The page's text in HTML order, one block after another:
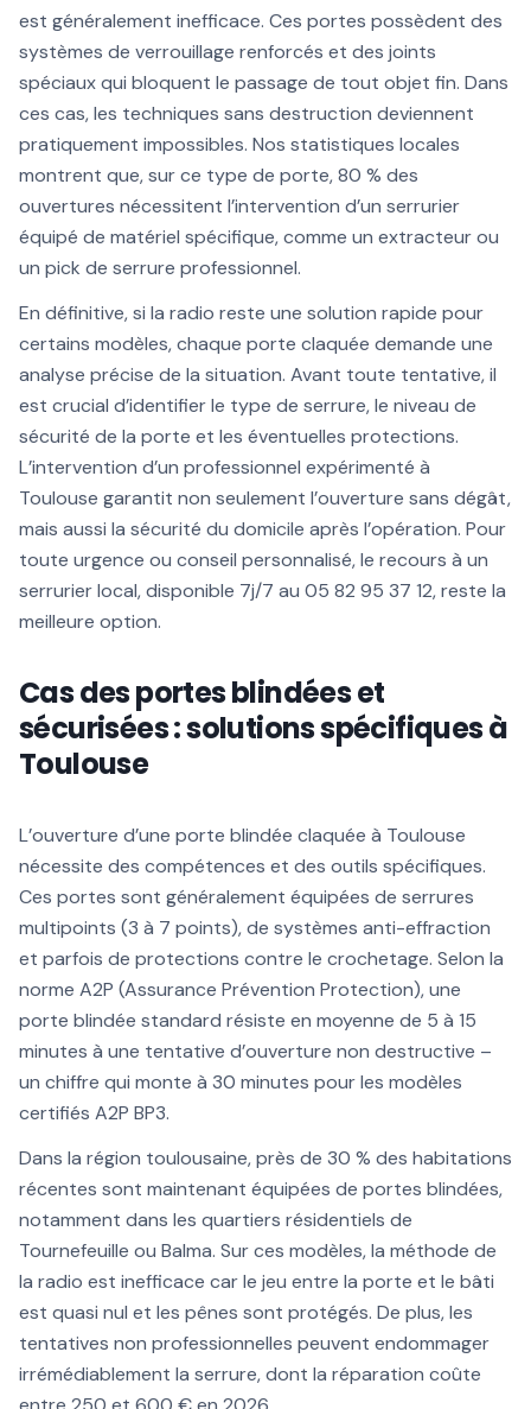
est généralement inefficace. Ces portes possèdent des
systèmes de verrouillage renforcés et des joints
spéciaux qui bloquent le passage de tout objet fin. Dans
ces cas, les techniques sans destruction deviennent
pratiquement impossibles. Nos statistiques locales
montrent que, sur ce type de porte, 80 % des
ouvertures nécessitent l’intervention d’un serrurier
équipé de matériel spécifique, comme un extracteur ou
un pick de serrure professionnel.
En définitive, si la radio reste une solution rapide pour
certains modèles, chaque porte claquée demande une
analyse précise de la situation. Avant toute tentative, il
est crucial d’identifier le type de serrure, le niveau de
sécurité de la porte et les éventuelles protections.
L’intervention d’un professionnel expérimenté à
Toulouse garantit non seulement l’ouverture sans dégât,
mais aussi la sécurité du domicile après l’opération. Pour
toute urgence ou conseil personnalisé, le recours à un
serrurier local, disponible 7j/7 au 05 82 95 37 12, reste la
meilleure option.
Cas des portes blindées et
sécurisées : solutions spécifiques à
Toulouse
L’ouverture d’une porte blindée claquée à Toulouse
nécessite des compétences et des outils spécifiques.
Ces portes sont généralement équipées de serrures
multipoints (3 à 7 points), de systèmes anti-effraction
et parfois de protections contre le crochetage. Selon la
norme A2P (Assurance Prévention Protection), une
porte blindée standard résiste en moyenne de 5 à 15
minutes à une tentative d’ouverture non destructive –
un chiffre qui monte à 30 minutes pour les modèles
certifiés A2P BP3.
Dans la région toulousaine, près de 30 % des habitations
récentes sont maintenant équipées de portes blindées,
notamment dans les quartiers résidentiels de
Tournefeuille ou Balma. Sur ces modèles, la méthode de
la radio est inefficace car le jeu entre la porte et le bâti
est quasi nul et les pênes sont protégés. De plus, les
tentatives non professionnelles peuvent endommager
irrémédiablement la serrure, dont la réparation coûte